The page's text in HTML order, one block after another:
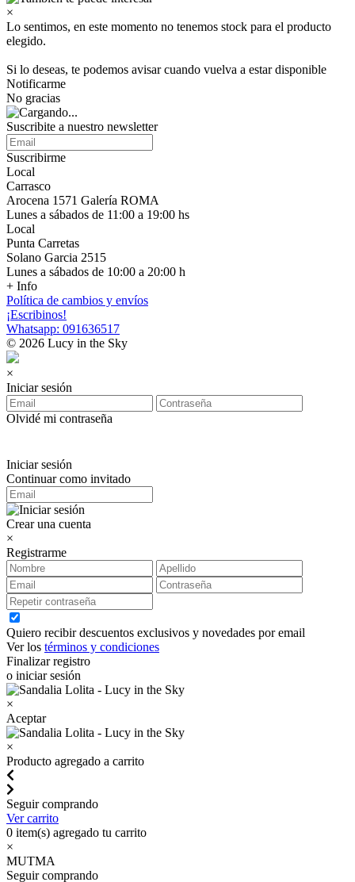
×
Lo sentimos, en este momento no tenemos stock para el producto
elegido.
Si lo deseas, te podemos avisar cuando vuelva a estar disponible
Notificarme
No gracias
Suscribite a nuestro newsletter
Suscribirme
Local
Carrasco
Arocena 1571 Galería ROMA
Lunes a sábados de 11:00 a 19:00 hs
Local
Punta Carretas
Solano Garcia 2515
Lunes a sábados de 10:00 a 20:00 h
+ Info
Política de cambios y envíos
¡Escribinos!
Whatsapp: 091636517
© 2026 Lucy in the Sky
×
Iniciar sesión
Olvidé mi contraseña
Iniciar sesión
Continuar como invitado
Crear una cuenta
×
Registrarme
Quiero recibir descuentos exclusivos y novedades por email
Ver los términos y condiciones
Finalizar registro
o iniciar sesión
×
Aceptar
×
Producto agregado a carrito
Seguir comprando
Ver carrito
0 item(s) agregado tu carrito
×
MUTMA
Seguir comprando